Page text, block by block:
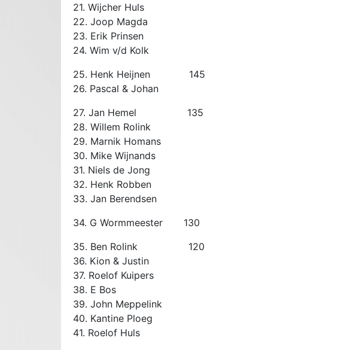
21. Wijcher Huls
22. Joop Magda
23. Erik Prinsen
24. Wim v/d Kolk
25. Henk Heijnen 145
26. Pascal & Johan
27. Jan Hemel 135
28. Willem Rolink
29. Marnik Homans
30. Mike Wijnands
31. Niels de Jong
32. Henk Robben
33. Jan Berendsen
34. G Wormmeester 130
35. Ben Rolink 120
36. Kion & Justin
37. Roelof Kuipers
38. E Bos
39. John Meppelink
40. Kantine Ploeg
41. Roelof Huls